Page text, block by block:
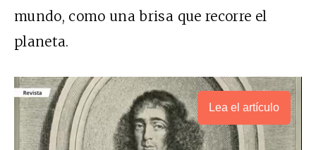
mundo, como una brisa que recorre el
planeta.
Lea el artículo